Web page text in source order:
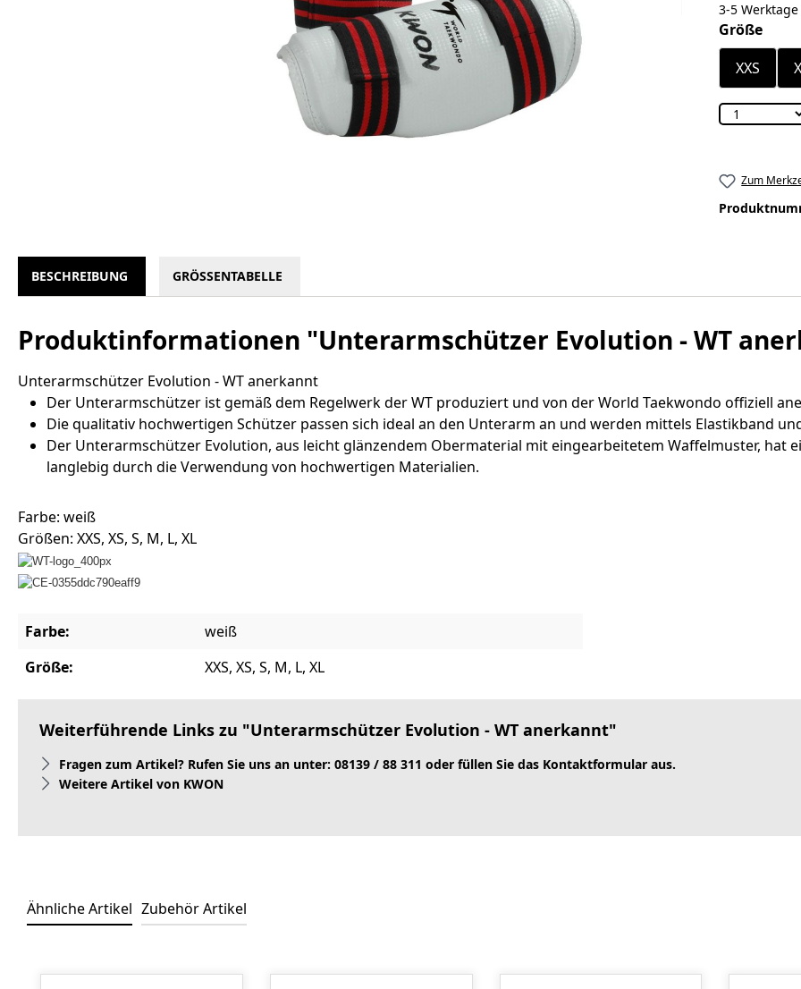
3-5 Werktage
Größe
XXS
Zum
BESCHREIBUNG GRÖSSENTABELLE
Produktinformationen "Unterarmschützer Evolution - WT
Unterarmschützer Evolution - WT anerkannt
Der Unterarmschützer ist gemäß dem Regelwerk der WT produziert und von der World Taekwondo offiziell
Die qualitativ hochwertigen Schützer passen sich ideal an den Unterarm an und werden mittels Elastikband
Der Unterarmschützer Evolution, aus leicht glänzendem Obermaterial mit eingearbeitetem Waffelmuster, hat
langlebig durch die Verwendung von hochwertigen Materialien.
Farbe: weiß
Größen: XXS, XS, S, M, L, XL
Farbe:
weiß
Größe:
XXS, XS, S, M, L, XL
Weiterführende Links zu "Unterarmschützer Evolution - WT anerkannt"
Fragen zum Artikel? Rufen Sie uns an unter: 08139 / 88 311 oder füllen Sie das Kontaktformular aus.
Weitere Artikel von KWON
Ähnliche Artikel Zubehör Artikel